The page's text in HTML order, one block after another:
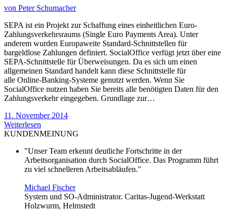
von Peter Schumacher
SEPA ist ein Projekt zur Schaffung eines einheitlichen Euro-
Zahlungsverkehrsraums (Single Euro Payments Area). Unter
anderem wurden Europaweite Standard-Schnittstellen für
bargeldlose Zahlungen definiert. SocialOffice verfügt jetzt über eine
SEPA-Schnittstelle für Überweisungen. Da es sich um einen
allgemeinen Standard handelt kann diese Schnittstelle für
alle Online-Banking-Systeme genutzt werden. Wenn Sie
SocialOffice nutzen haben Sie bereits alle benötigten Daten für den
Zahlungsverkehr eingegeben. Grundlage zur…
11. November 2014
Weiterlesen
KUNDENMEINUNG
"Unser Team erkennt deutliche Fortschritte in der
Arbeitsorganisation durch SocialOffice. Das Programm führt
zu viel schnelleren Arbeitsabläufen."
Michael Fischer
System und SO-Administrator. Caritas-Jugend-Werkstatt
Holzwurm, Helmstedt